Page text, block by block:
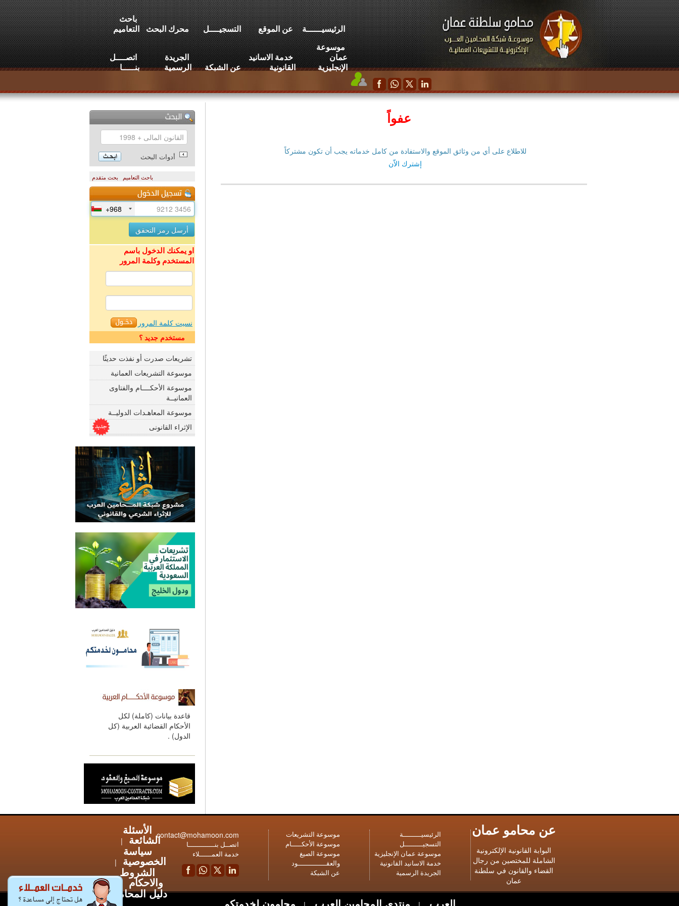
الرئيسيــــــة عن الموقع التسجيــــل محرك البحث
باحث
التعاميم
موسوعة
عمان
الإنجليزية
خدمة الاسانيد
القانونية
عن الشبكة
الجريدة
الرسمية
اتصــــل
بنـــــا
عفواً
للاطلاع على أي من وثائق الموقع والاستفادة من كامل خدماته يجب أن تكون مشتركاً
إشترك الاّن
أدوات البحث
باحث التعاميم بحث متقدم
+968
او يمكنك الدخول باسم
المستخدم وكلمة المرور
نسيت كلمة المرور
مستخدم جديد ؟
تشريعات صدرت أو نفذت حديثًا
موسوعة التشريعات العمانية
موسوعة الأحكــــام والفتاوى
العمانيــة
موسوعة المعاهـدات الدوليــة
الإثراء القانونى
قاعدة بيانات (كاملة) لكل
الأحكام القضائية العربية (كل
الدول) .
عن محامو عمان
البوابة القانونية الإلكترونية
الشاملة للمختصين من رجال
القضاء والقانون في سلطنة
عمان
الرئيسيـــــــــة
التسجيـــــــــل
موسوعة عمان الإنجليزية
خدمة الاسانيد القانونية
الجريدة الرسمية
موسوعة التشريعات
موسوعة الأحكـــــام
موسوعة الصيغ
والعقــــــــــــــود
عن الشبكة
contact@mohamoon.com
اتصــل بنـــــــــــــا
خدمة العمــــــلاء
الأسئلة
الشائعة |
سياسة
الخصوصية |
الشروط
والاحكام
دليل المحامين